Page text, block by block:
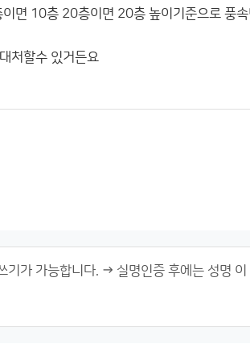
면 10층 20층이면 20층 높이기준으로 풍
처할수 있거든요